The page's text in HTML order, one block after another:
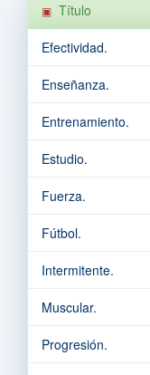
Título
Efectividad.
Enseñanza.
Entrenamiento.
Estudio.
Fuerza.
Fútbol.
Intermitente.
Muscular.
Progresión.